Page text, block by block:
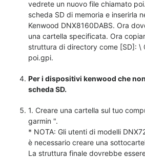
vedrete un nuovo file chiamato
scheda SD di memoria e inserirla
Kenwood DNX8160DABS. Ora
una cartella specificata. Ora
struttura di directory come [SD]: \
poi.gpi.
Per i dispositivi kenwood che
scheda SD.
1. Creare una cartella sul tuo
garmin ".
* NOTA: Gli utenti di modelli
è necessario creare una
La struttura finale dovrebbe